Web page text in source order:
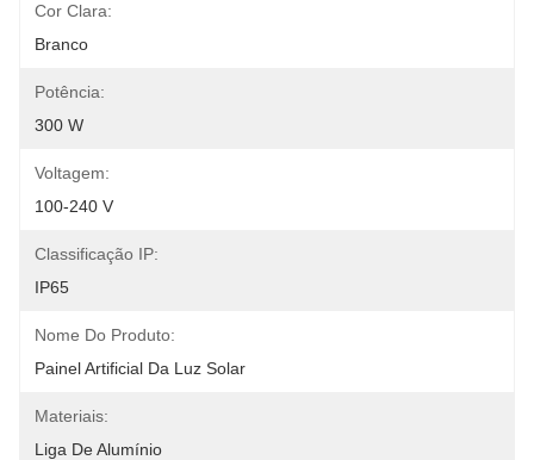
Cor Clara:
Branco
Potência:
300 W
Voltagem:
100-240 V
Classificação IP:
IP65
Nome Do Produto:
Painel Artificial Da Luz Solar
Materiais:
Liga De Alumínio